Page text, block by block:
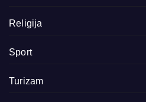
Religija
Sport
Turizam